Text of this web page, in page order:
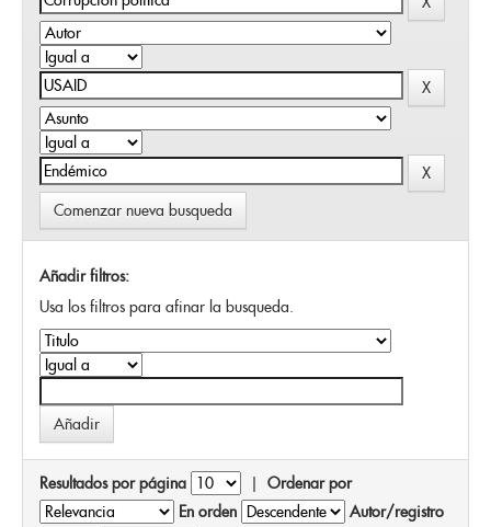
Comenzar nueva busqueda
Añadir filtros:
Usa los filtros para afinar la busqueda.
Resultados por página | Ordenar por
En orden
Autor/registro